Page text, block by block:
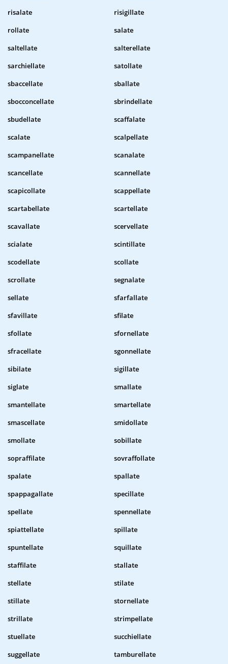
risalate
risigillate
rollate
salate
saltellate
salterellate
sarchiellate
satollate
sbaccellate
sballate
sbocconcellate
sbrindellate
sbudellate
scaffalate
scalate
scalpellate
scampanellate
scanalate
scancellate
scannellate
scapicollate
scappellate
scartabellate
scartellate
scavallate
scervellate
scialate
scintillate
scodellate
scollate
scrollate
segnalate
sellate
sfarfallate
sfavillate
sfilate
sfollate
sfornellate
sfracellate
sgonnellate
sibilate
sigillate
siglate
smallate
smantellate
smartellate
smascellate
smidollate
smollate
sobillate
sopraffilate
sovraffollate
spalate
spallate
spappagallate
specillate
spellate
spennellate
spiattellate
spillate
spuntellate
squillate
staffilate
stallate
stellate
stilate
stillate
stornellate
strillate
strimpellate
stuellate
succhiellate
suggellate
tamburellate